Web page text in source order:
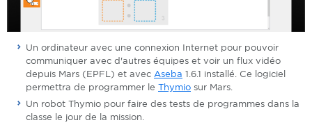
Un ordinateur avec une connexion Internet pour pouvoir
communiquer avec d'autres équipes et voir un flux vidéo
depuis Mars (EPFL) et avec Aseba 1.6.1 installé. Ce logiciel
permettra de programmer le Thymio sur Mars.
Un robot Thymio pour faire des tests de programmes dans la
classe le jour de la mission.